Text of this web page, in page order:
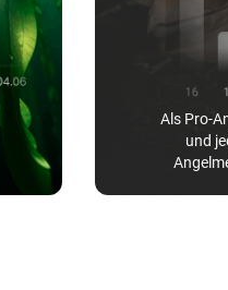
Als Pro-
und